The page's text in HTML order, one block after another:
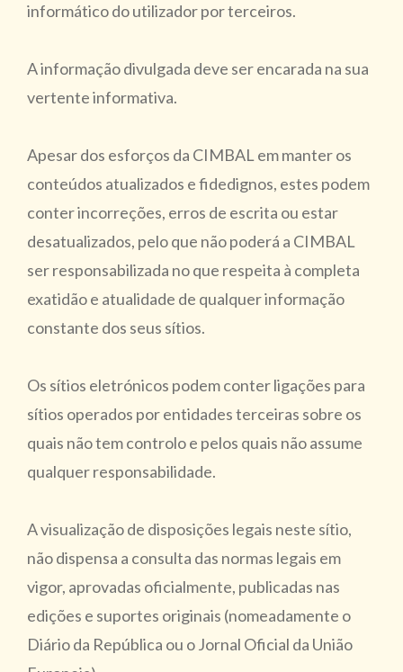
informático do utilizador por terceiros.
A informação divulgada deve ser encarada na sua
vertente informativa.
Apesar dos esforços da CIMBAL em manter os
conteúdos atualizados e fidedignos, estes podem
conter incorreções, erros de escrita ou estar
desatualizados, pelo que não poderá a CIMBAL
ser responsabilizada no que respeita à completa
exatidão e atualidade de qualquer informação
constante dos seus sítios.
Os sítios eletrónicos podem conter ligações para
sítios operados por entidades terceiras sobre os
quais não tem controlo e pelos quais não assume
qualquer responsabilidade.
A visualização de disposições legais neste sítio,
não dispensa a consulta das normas legais em
vigor, aprovadas oficialmente, publicadas nas
edições e suportes originais (nomeadamente o
Diário da República ou o Jornal Oficial da União